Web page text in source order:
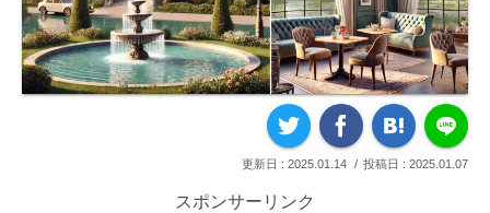
2025.01.14 2025.01.07
スポンサーリンク